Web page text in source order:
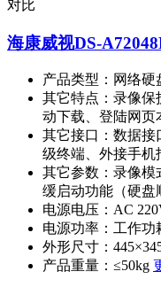
对比
海康威视DS-
产品类型： 网络硬
其它特点： 录像保
动下载、登陆网页
其它接口： 数据接
级终端、外接手机
其它参数： 录像模
缓启动功能（硬盘
电源电压： AC
电源功率： 工作功
外形尺寸：
产品重量： ≤50kg